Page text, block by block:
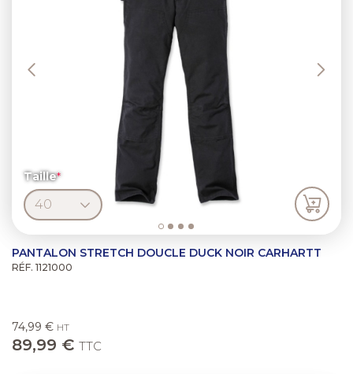
Taille
PANTALON STRETCH DOUCLE DUCK NOIR CARHARTT
RÉF. 1121000
74,99 € HT
89,99 € TTC